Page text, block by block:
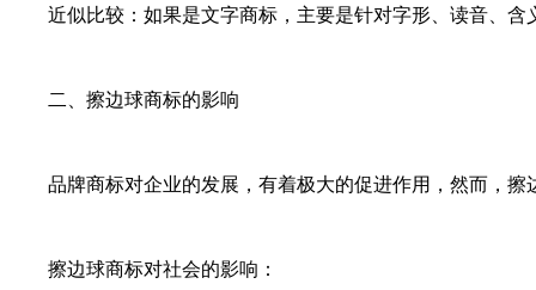
近似比较：如果是文字商标，主要是针对字形、读音、含
二、擦边球商标的影响
品牌商标对企业的发展，有着极大的促进作用，然而，擦
擦边球商标对社会的影响：